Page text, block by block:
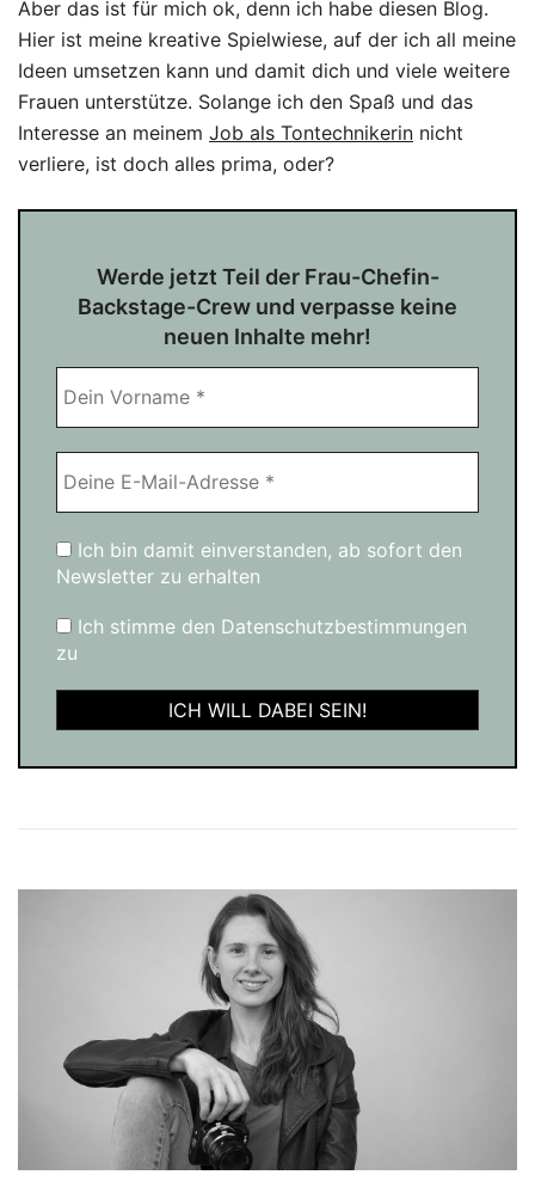
Aber das ist für mich ok, denn ich habe diesen Blog.
Hier ist meine kreative Spielwiese, auf der ich all meine
Ideen umsetzen kann und damit dich und viele weitere
Frauen unterstütze. Solange ich den Spaß und das
Interesse an meinem Job als Tontechnikerin nicht
verliere, ist doch alles prima, oder?
Werde jetzt Teil der Frau-Chefin-
Backstage-Crew und verpasse keine
neuen Inhalte mehr!
Ich bin damit einverstanden, ab sofort den
Newsletter zu erhalten
Ich stimme den Datenschutzbestimmungen
zu